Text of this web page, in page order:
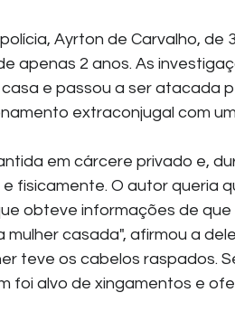
Ayrton de Carvalho, de
apenas 2 anos. As
e passou a ser atacada
extraconjugal com
em cárcere privado e,
fisicamente. O autor queria
obteve informações de
mulher casada", afirmou a
teve os cabelos raspados.
foi alvo de xingamentos e